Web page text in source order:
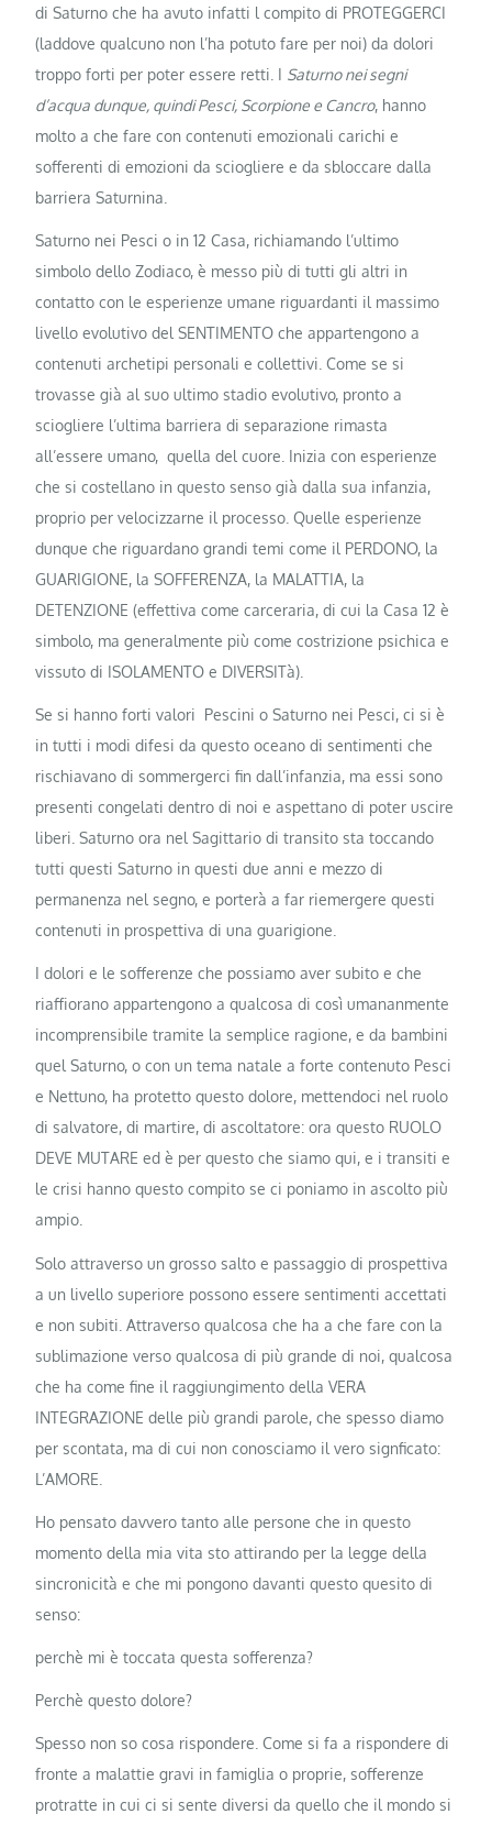
di Saturno che ha avuto infatti l compito di PROTEGGERCI
(laddove qualcuno non l’ha potuto fare per noi) da dolori
troppo forti per poter essere retti. I Saturno nei segni
d’acqua dunque, quindi Pesci, Scorpione e Cancro, hanno
molto a che fare con contenuti emozionali carichi e
sofferenti di emozioni da sciogliere e da sbloccare dalla
barriera Saturnina.
Saturno nei Pesci o in 12 Casa, richiamando l’ultimo
simbolo dello Zodiaco, è messo più di tutti gli altri in
contatto con le esperienze umane riguardanti il massimo
livello evolutivo del SENTIMENTO che appartengono a
contenuti archetipi personali e collettivi. Come se si
trovasse già al suo ultimo stadio evolutivo, pronto a
sciogliere l’ultima barriera di separazione rimasta
all’essere umano, quella del cuore. Inizia con esperienze
che si costellano in questo senso già dalla sua infanzia,
proprio per velocizzarne il processo. Quelle esperienze
dunque che riguardano grandi temi come il PERDONO, la
GUARIGIONE, la SOFFERENZA, la MALATTIA, la
DETENZIONE (effettiva come carceraria, di cui la Casa 12 è
simbolo, ma generalmente più come costrizione psichica e
vissuto di ISOLAMENTO e DIVERSITà).
Se si hanno forti valori Pescini o Saturno nei Pesci, ci si è
in tutti i modi difesi da questo oceano di sentimenti che
rischiavano di sommergerci fin dall’infanzia, ma essi sono
presenti congelati dentro di noi e aspettano di poter uscire
liberi. Saturno ora nel Sagittario di transito sta toccando
tutti questi Saturno in questi due anni e mezzo di
permanenza nel segno, e porterà a far riemergere questi
contenuti in prospettiva di una guarigione.
I dolori e le sofferenze che possiamo aver subito e che
riaffiorano appartengono a qualcosa di così umananmente
incomprensibile tramite la semplice ragione, e da bambini
quel Saturno, o con un tema natale a forte contenuto Pesci
e Nettuno, ha protetto questo dolore, mettendoci nel ruolo
di salvatore, di martire, di ascoltatore: ora questo RUOLO
DEVE MUTARE ed è per questo che siamo qui, e i transiti e
le crisi hanno questo compito se ci poniamo in ascolto più
ampio.
Solo attraverso un grosso salto e passaggio di prospettiva
a un livello superiore possono essere sentimenti accettati
e non subiti. Attraverso qualcosa che ha a che fare con la
sublimazione verso qualcosa di più grande di noi, qualcosa
che ha come fine il raggiungimento della VERA
INTEGRAZIONE delle più grandi parole, che spesso diamo
per scontata, ma di cui non conosciamo il vero signficato:
L’AMORE.
Ho pensato davvero tanto alle persone che in questo
momento della mia vita sto attirando per la legge della
sincronicità e che mi pongono davanti questo quesito di
senso:
perchè mi è toccata questa sofferenza?
Perchè questo dolore?
Spesso non so cosa rispondere. Come si fa a rispondere di
fronte a malattie gravi in famiglia o proprie, sofferenze
protratte in cui ci si sente diversi da quello che il mondo si